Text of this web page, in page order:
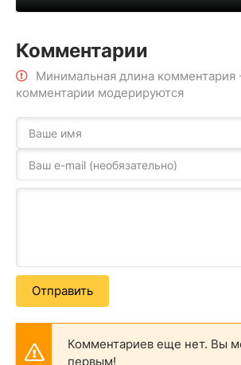
XCOM
Комментарии
Минимальная длина комментария
комментарии модерируются
Отправить
Комментариев еще нет. Вы
первым!